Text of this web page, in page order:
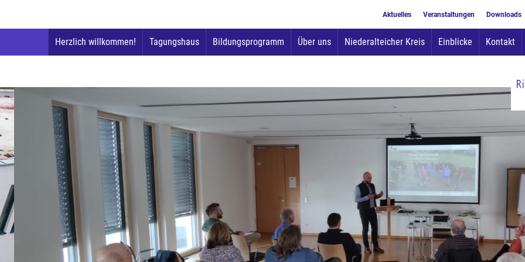
Aktuelles Veranstaltungen Downloads
Inhalt
Herzlich willkommen! Tagungshaus Bildungsprogramm Über uns Niederalteicher Kreis Einblicke Kontakt